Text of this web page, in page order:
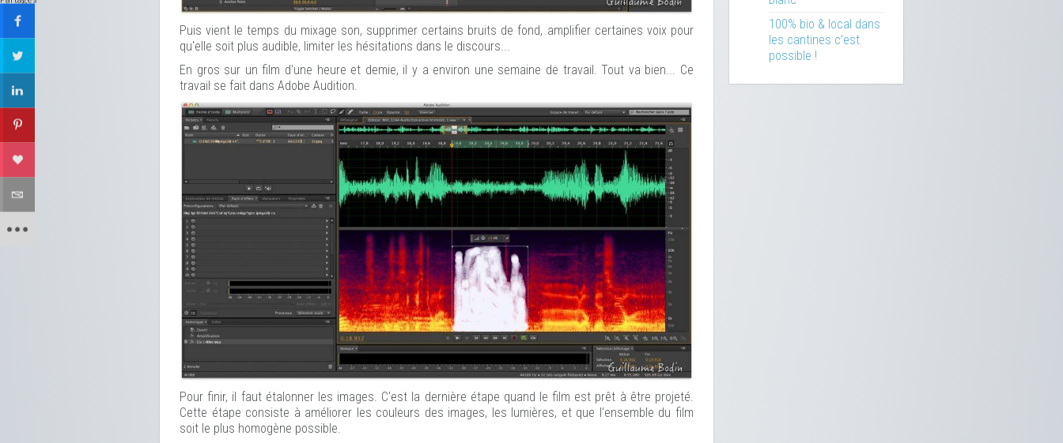
Puis vient le temps du mixage son, supprimer certains bruits de fond, amplifier certaines voix pour
qu'elle soit plus audible, limiter les hésitations dans le discours...
En gros sur un film d'une heure et demie, il y a environ une semaine de travail. Tout va bien... Ce
travail se fait dans Adobe Audition.
Pour finir, il faut étalonner les images. C'est la dernière étape quand le film est prêt à être projeté.
Cette étape consiste à améliorer les couleurs des images, les lumières, et que l'ensemble du film
soit le plus homogène possible.
100% bio & local dans
les cantines c'est
possible !